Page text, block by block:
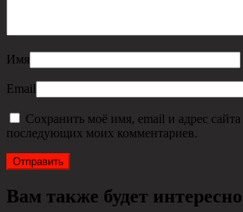
Имя
Email
Сохранить моё имя, email и адрес сайта
последующих моих комментариев.
Вам также будет